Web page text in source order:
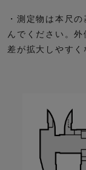
・測定物は本尺
んでください。
差が拡大しやすく